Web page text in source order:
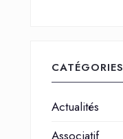
CATÉGORIES
Actualités
Associatif